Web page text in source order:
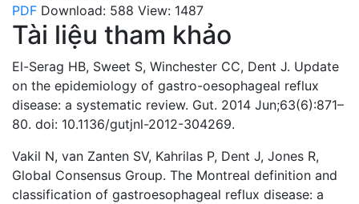
PDF Download: 588 View: 1487
Tài liệu tham khảo
El-Serag HB, Sweet S, Winchester CC, Dent J. Update
on the epidemiology of gastro-oesophageal reflux
disease: a systematic review. Gut. 2014 Jun;63(6):871–
80. doi: 10.1136/gutjnl-2012-304269.
Vakil N, van Zanten SV, Kahrilas P, Dent J, Jones R,
Global Consensus Group. The Montreal definition and
classification of gastroesophageal reflux disease: a